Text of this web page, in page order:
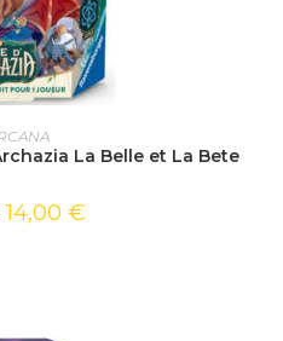
AU PANIER
La Belle et La Bete
14,00 €